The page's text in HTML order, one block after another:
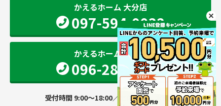
かえるホーム 大分店
097-594-0032
かえるホーム 熊本店
096-283-2207
受付時間 9:00～18:00／定休日 火・水曜日